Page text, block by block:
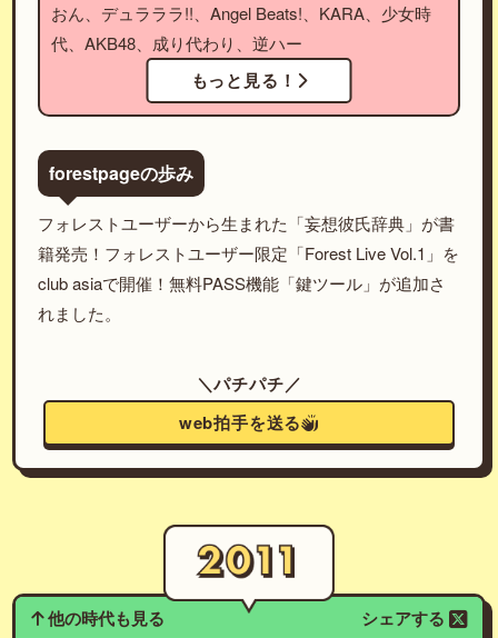
おん、デュラララ!!、Angel Beats!、KARA、少女時
代、AKB48、成り代わり、逆ハー
もっと見る！
forestpageの歩み
フォレストユーザーから生まれた「妄想彼氏辞典」が書
籍発売！フォレストユーザー限定「Forest Live Vol.1」を
club asiaで開催！無料PASS機能「鍵ツール」が追加さ
れました。
＼パチパチ／
web拍手を送る
他の時代も見る シェアする